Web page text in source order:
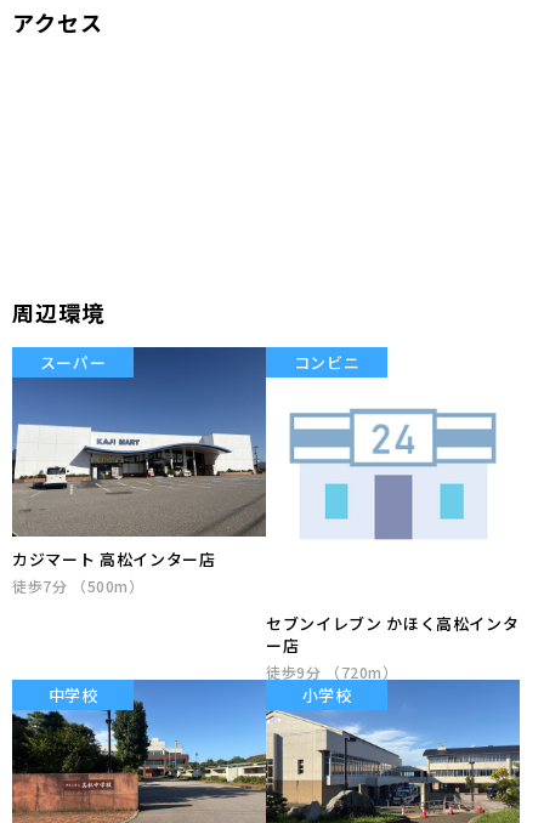
アクセス
周辺環境
スーパー
カジマート 高松インター店
徒歩7分 （500m）
コンビニ
セブンイレブン かほく高松インタ
ー店
徒歩9分 （720m）
中学校 小学校